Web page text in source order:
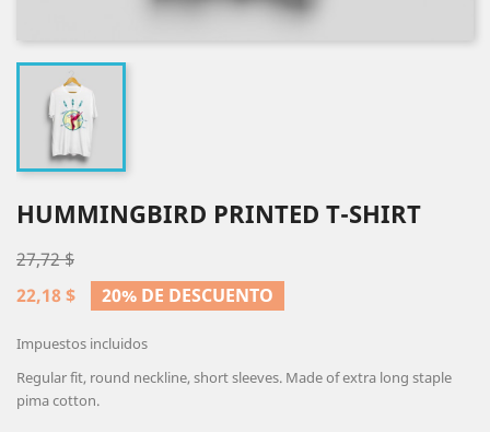
HUMMINGBIRD PRINTED T-SHIRT
27,72 $
22,18 $
20% DE DESCUENTO
Impuestos incluidos
Regular fit, round neckline, short sleeves. Made of extra long staple
pima cotton.